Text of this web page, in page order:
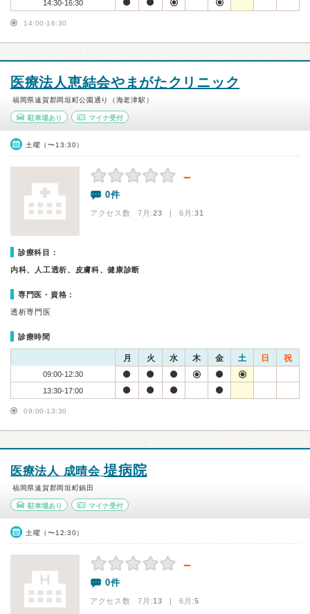
14:30-16:30
14:00-16:30
医療法人恵結会やまがたクリニック
福岡県遠賀郡岡垣町公園通り（海老津駅）
駐車場あり マイナ受付
土曜（〜13:30）
－
0件
アクセス数 7月:23 | 6月:31
診療科目：
内科、人工透析、皮膚科、健康診断
専門医・資格：
透析専門医
診療時間
月 火 水 木 金 土 日 祝
09:00-12:30
13:30-17:00
09:00-13:30
医療法人 成晴会堤病院
福岡県遠賀郡岡垣町鍋田
駐車場あり マイナ受付
土曜（〜12:30）
－
0件
アクセス数 7月:13 | 6月:5